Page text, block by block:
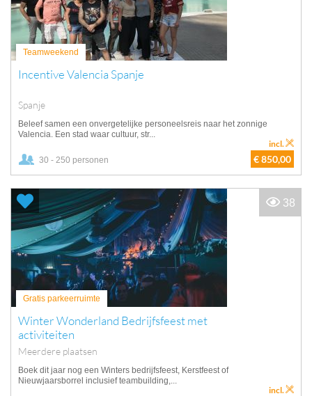
Teamweekend
Incentive Valencia Spanje
Spanje
Beleef samen een onvergetelijke personeelsreis naar het zonnige
Valencia. Een stad waar cultuur, str...
30 - 250 personen € 850,00
incl.
Gratis parkeerruimte
Winter Wonderland Bedrijfsfeest met
activiteiten
Meerdere plaatsen
Boek dit jaar nog een Winters bedrijfsfeest, Kerstfeest of
Nieuwjaarsborrel inclusief teambuilding,...
incl.
38